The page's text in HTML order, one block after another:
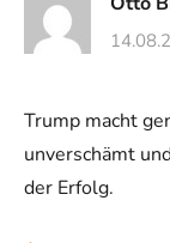
Trump macht
unverschämt
der Erfolg.